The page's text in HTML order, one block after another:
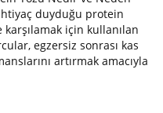
duyduğu protein
karşılamak için kullanılan
egzersiz sonrası kas
artırmak amacıyla